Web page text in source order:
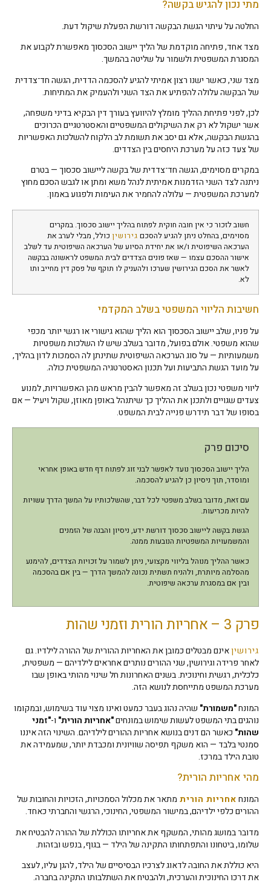
מתי נכון להגיש בקשה?
החלטה על עיתוי הגשת הבקשה דורשת הפעלת שיקול דעת.
מצד אחד, פתיחה מוקדמת של הליך יישוב הסכסוך מאפשרת לקבוע את
המסגרת המשפטית ולשמור על שליטה בהמשך.
מצד שני, כאשר ישנו רצון אמיתי להגיע להסכמה הדדית, הגשה חד־צדדית
של הבקשה עלולה להפתיע את הצד השני ולהעמיק את המתיחות.
לכן, לפני פתיחת ההליך מומלץ להיוועץ בעורך דין הבקיא בדיני משפחה,
אשר ישקול לא רק את השיקולים המשפטיים והאסטרטגיים הכרוכים
בהגשת הבקשה, אלא גם יסב את תשומת לב הלקוח להשלכות האפשריות
של צעד כזה על מערכת היחסים בין הצדדים.
במקרים מסוימים, הגשה חד־צדדית של בקשה ליישוב סכסוך — בטרם
ניתנה לצד השני הזדמנות אמיתית לנהל משא ומתן או לגבש הסכם מחוץ
למערכת המשפטית — עלולה להחמיר את העימות ולפגוע באמון.
חשוב לזכור כי אין חובה חוקית לפתוח בהליך יישוב סכסוך. במקרים
מסוימים, בהחלט ניתן להגיע להסכםגירושיןכולל, מבלי לערב את
הערכאה השיפוטית ו/או את יחידת הסיוע של הערכאה השיפוטית עד לשלב
אישור ההסכם עצמו — שאז פונים הצדדים לבית המשפט לראשונה בבקשה
לאשר את הסכם הגירושין שערכו ולהעניק לו תוקף של פסק דין מחייב ותו
לא.
חשיבות הליווי המשפטי בשלב המקדמי
על פניו, שלב יישוב הסכסוך הוא הליך שהוא גישורי או רגשי יותר מכפי
שהוא משפטי. אולם בפועל, מדובר בשלב שיש לו השלכות משפטיות
משמעותיות — על סוג הערכאה השיפוטית שתינתן לה הסמכות לדון בהליך,
על מועד הגשת התביעות ועל תכנון האסטרטגיה המשפטית כולה.
ליווי משפטי נכון בשלב זה מאפשר להבין מראש מהן האפשרויות, למנוע
צעדים שגויים ולתכנן את ההליך כך שיתנהל באופן מאוזן, שקול ויעיל — אם
בסופו של דבר תידרש פנייה לבית המשפט.
סיכום פרק
הליך יישוב הסכסוך נועד לאפשר לבני זוג לפתוח דף חדש באופן אחראי
ומוסדר, תוך ניסיון כן להגיע להסכמה.
עם זאת, מדובר בשלב משפטי לכל דבר, שהשלכותיו על המשך הדרך עשויות
להיות מכריעות.
הגשת בקשה ליישוב סכסוך דורשת ידע, ניסיון והבנה של הזמנים
והמשמעויות המשפטיות הנובעות ממנה.
כאשר ההליך מנוהל בליווי מקצועי, ניתן לשמור על זכויות הצדדים, להימנע
מהסלמה מיותרת, ולהניח תשתית נכונה להמשך הדרך — בין אם בהסכמה
ובין אם במסגרת ערכאה שיפוטית.
פרק 3 – אחריות הורית וזמני שהות
גירושיןאינם מבטלים כמובן את האחריות ההורית של ההורה לילדיו. גם
לאחר פרידה וגירושין, שני ההורים נותרים אחראים לילדיהם — משפטית,
כלכלית, רגשית וחינוכית. בשנים האחרונות חל שינוי מהותי באופן שבו
מערכת המשפט מתייחסת לנושא הזה.
המונח"משמורת"שהיה נהוג בעבר כמעט ואינו מצוי עוד בשימוש, ובמקומו
נוהגים בתי המשפט לעשות שימוש במונחים"אחריות הורית"ו- "זמני
שהות"כאשר הם דנים בנושא אחריות ההורים לילדיהם. השינוי הזה איננו
סמנטי בלבד — הוא משקף תפיסה שוויונית ומכבדת יותר, שמעמידה את
טובת הילד במרכז.
מהי אחריות הורית?
המונחאחריות הורית מתאר את מכלול הסמכויות, הזכויות והחובות של
ההורים כלפי ילדיהם, במישור המשפטי, החינוכי, הרגשי והחברתי כאחד.
מדובר במושג מהותי, המשקף את אחריותו הכוללת של ההורה להבטיח את
שלומו, ביטחונו והתפתחותו התקינה של הילד — בגוף, בנפש ובזהות.
היא כוללת את החובה לדאוג לצרכיו הבסיסיים של הילד, להגן עליו, לעצב
את דרכו החינוכית והערכית, ולהבטיח את השתלבותו התקינה בחברה.